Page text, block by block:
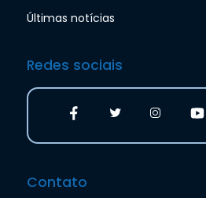
Últimas notícias
Redes sociais
Contato